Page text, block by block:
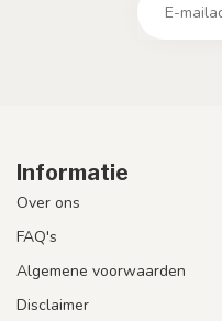
Informatie
Over ons
FAQ's
Algemene voorwaarden
Disclaimer